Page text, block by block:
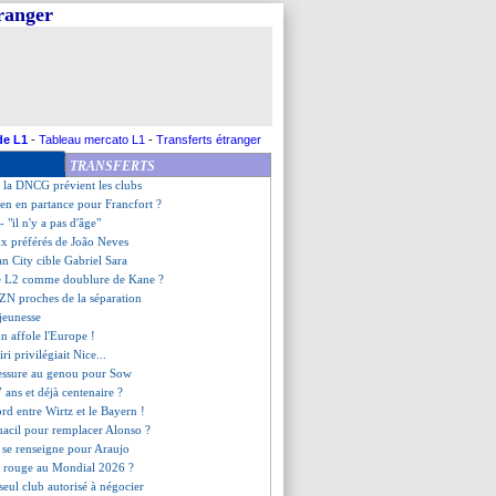
L1 - Tableau mercato L1 - Transferts étranger
TRANSFERTS
déjà prolongé (officiel)
pas revivre Dortmund...
encore le Real
la DNCG prévient les clubs
en partance pour Francfort ?
"il n'y a pas d'âge"
préférés de João Neves
City cible Gabriel Sara
L2 comme doublure de Kane ?
proches de la séparation
affole l'Europe !
privilégiait Nice...
au genou pour Sow
ans et déjà centenaire ?
entre Wirtz et le Bayern !
pour remplacer Alonso ?
renseigne pour Araujo
au Mondial 2026 ?
club autorisé à négocier